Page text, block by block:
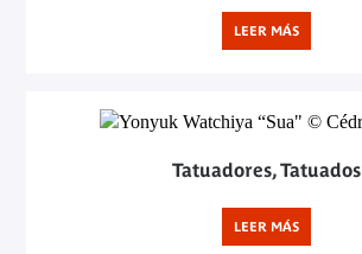
LEER MÁS
Tatuadores, Tatuados
LEER MÁS